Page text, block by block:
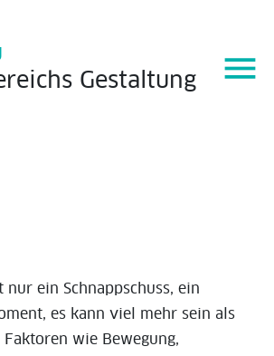
Gestaltung menu
nur ein Schnappschuss, ein
es kann viel mehr sein als
Faktoren wie Bewegung,